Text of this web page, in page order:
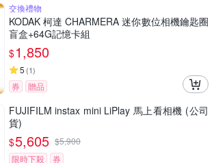
交換禮物
KODAK 柯達 CHARMERA 迷你數位相機鑰匙圈
盲盒+64G記憶卡組
$1,850
5 (1)
券 贈品
FUJIFILM instax mini LiPlay 馬上看相機 (公司
貨)
$5,605 $5,900
限時下殺
券